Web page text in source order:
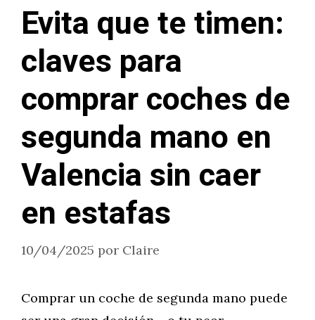
Evita que te timen:
claves para
comprar coches de
segunda mano en
Valencia sin caer
en estafas
10/04/2025 por Claire
Comprar un coche de segunda mano puede